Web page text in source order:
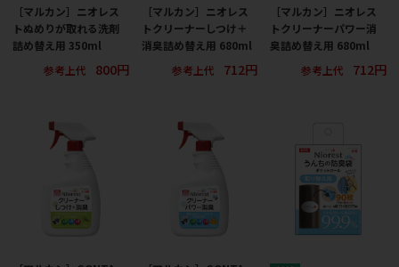
［マルカン］ニオレス
トぬめりが取れる洗剤
詰め替え用 350ml
参考上代
800円
［マルカン］ニオレス
トクリーナーしつけ＋
消臭詰め替え用 680ml
参考上代
712円
［マルカン］ニオレス
トクリーナーパワー消
臭詰め替え用 680ml
参考上代
712円